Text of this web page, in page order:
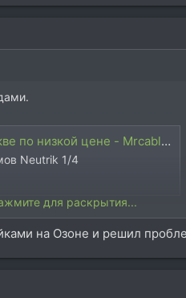
по низкой цене - Mrcable.ru
Neutrik 1/4
горизонтальная
для раскрытия...
на Озоне и решил